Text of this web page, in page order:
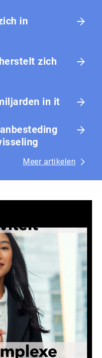
in
zich
in it
Meer artikelen